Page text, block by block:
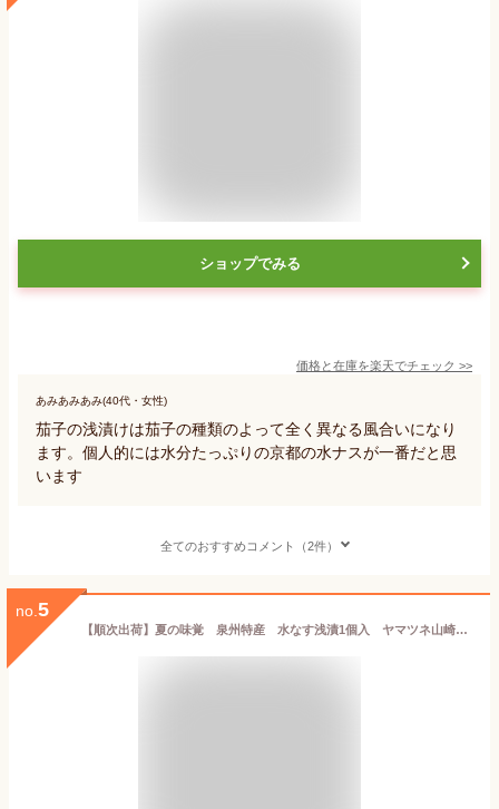
ショップでみる
価格と在庫を楽天でチェック >>
あみあみあみ(40代・女性)
茄子の浅漬けは茄子の種類のよって全く異なる風合いになり
ます。個人的には水分たっぷりの京都の水ナスが一番だと思
います
全てのおすすめコメント（2件）
no. 5
【順次出荷】夏の味覚 泉州特産 水なす浅漬1個入 ヤマツネ山崎商店